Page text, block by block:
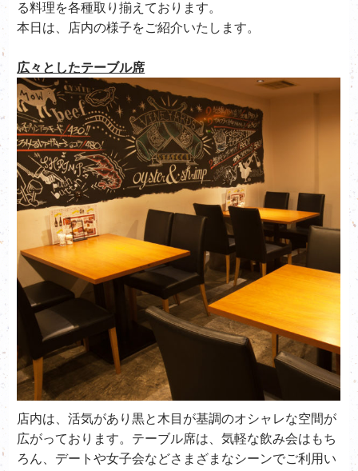
る料理を各種取り揃えております。
本日は、店内の様子をご紹介いたします。
広々としたテーブル席
店内は、活気があり黒と木目が基調のオシャレな空間が
広がっております。テーブル席は、気軽な飲み会はもち
ろん、デートや女子会などさまざまなシーンでご利用い